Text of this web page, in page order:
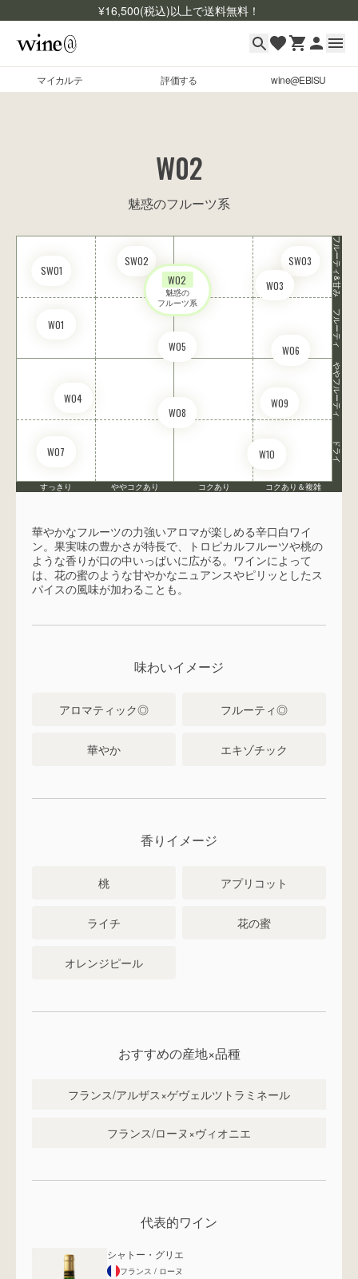
¥16,500(税込)以上で送料無料！
マイカルテ 評価する wine@EBISU
マイカルテ
ご利用ガイド
よくあるご質問
お問い合わせ
wine@とは
W02
魅惑のフルーツ系
SW01
SW02 SW03
W01
W02
魅惑の
フルーツ系
W03
W04
W05 W06
W07
W08
W09
W10
フルーティ&甘み
フルーティ
ややフルーティ
ドライ
すっきり ややコクあり コクあり コクあり＆複雑
華やかなフルーツの力強いアロマが楽しめる辛口白ワイ
ン。果実味の豊かさが特長で、トロピカルフルーツや桃の
ような香りが口の中いっぱいに広がる。ワインによって
は、花の蜜のような甘やかなニュアンスやピリッとしたス
パイスの風味が加わることも。
味わいイメージ
アロマティック◎ フルーティ◎
華やか エキゾチック
香りイメージ
桃 アプリコット
ライチ 花の蜜
オレンジピール
おすすめの産地×品種
フランス/アルザス×ゲヴェルツトラミネール
フランス/ローヌ×ヴィオニエ
代表的ワイン
シャトー・グリエ
フランス / ローヌ